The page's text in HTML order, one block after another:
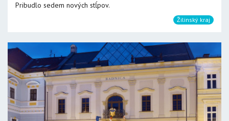
Pribudlo sedem nových stĺpov.
Žilinský kraj